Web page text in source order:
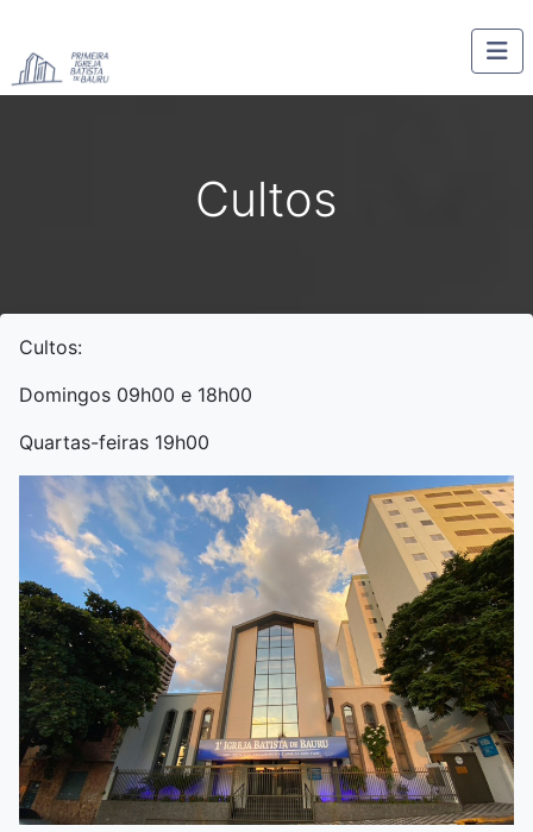
Cultos
Cultos:
Domingos 09h00 e 18h00
Quartas-feiras 19h00